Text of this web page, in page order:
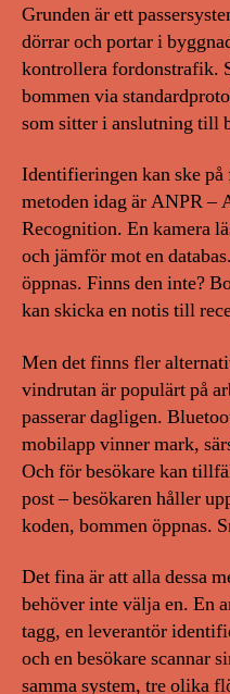
Grunden är ett
dörrar och portar i
kontrollera fordonstrafik.
bommen via
som sitter i anslutning till
Identifieringen kan ske
metoden idag är ANPR –
Recognition. En kamera
och jämför mot en
öppnas. Finns den inte?
kan skicka en notis till
Men det finns fler
vindrutan är populärt på
passerar dagligen.
mobilapp vinner mark,
Och för besökare kan
post – besökaren håller
koden, bommen öppnas.
Det fina är att alla dessa
behöver inte välja en. En
tagg, en leverantör
och en besökare scannar
samma system, tre olika